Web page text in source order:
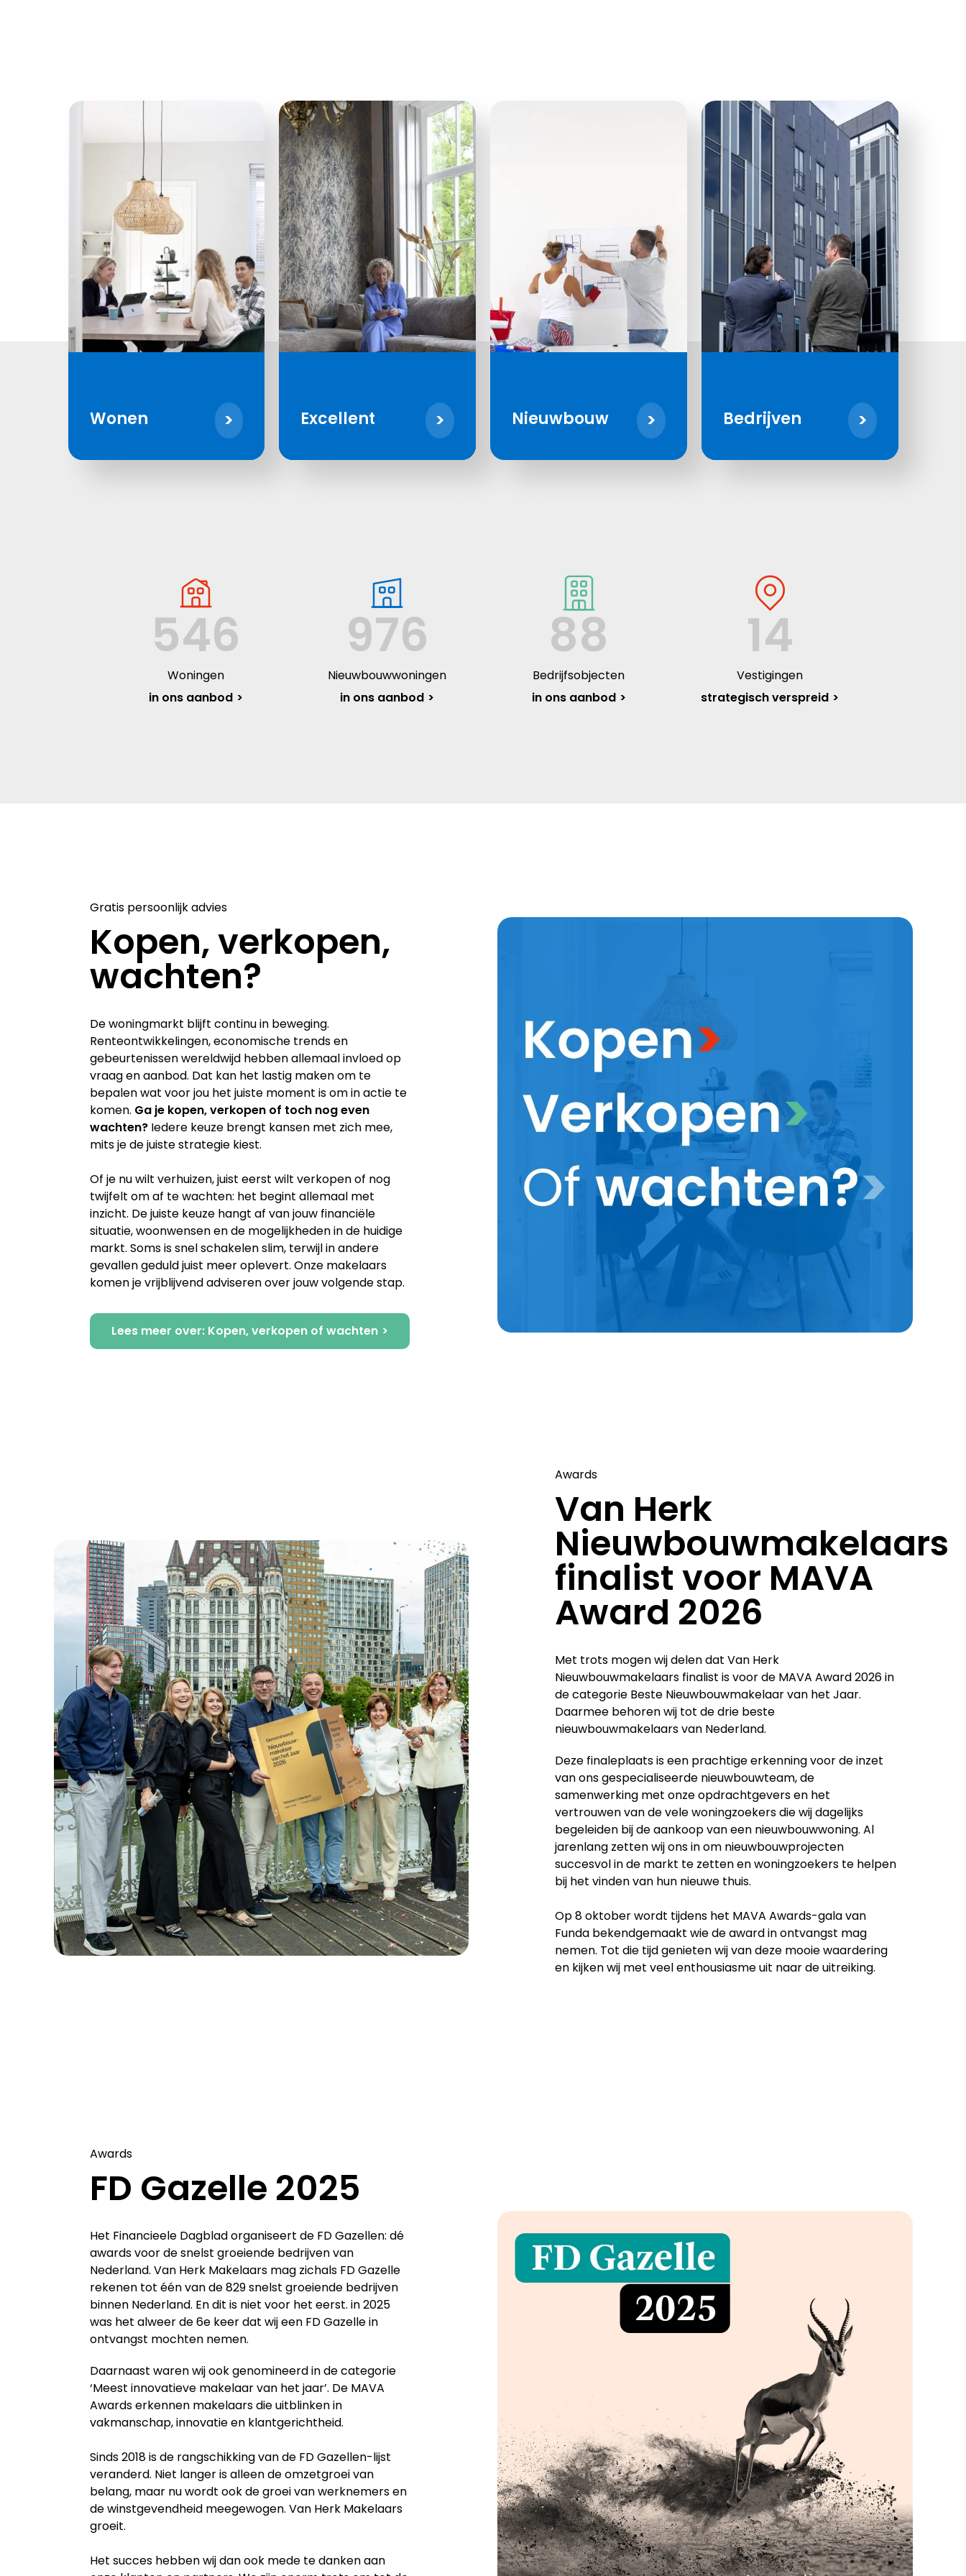
Wonen Excellent Nieuwbouw Bedrijven
546
Woningen
in ons aanbod
976
Nieuwbouwwoningen
in ons aanbod
88
Bedrijfsobjecten
in ons aanbod
14
Vestigingen
strategisch verspreid
Gratis persoonlijk advies
Kopen, verkopen,
wachten?
De woningmarkt blijft continu in beweging.
Renteontwikkelingen, economische trends en
gebeurtenissen wereldwijd hebben allemaal invloed op
vraag en aanbod. Dat kan het lastig maken om te
bepalen wat voor jou het juiste moment is om in actie te
komen. Ga je kopen, verkopen of toch nog even
wachten?Iedere keuze brengt kansen met zich mee,
mits je de juiste strategie kiest.
Of je nu wilt verhuizen, juist eerst wilt verkopen of nog
twijfelt om af te wachten: het begint allemaal met
inzicht. De juiste keuze hangt af van jouw financiële
situatie, woonwensen en de mogelijkheden in de huidige
markt. Soms is snel schakelen slim, terwijl in andere
gevallen geduld juist meer oplevert. Onze makelaars
komen je vrijblijvend adviseren over jouw volgende stap.
Lees meer over: Kopen, verkopen of wachten
Awards
Van Herk
Nieuwbouwmakelaars
finalist voor MAVA
Award 2026
Met trots mogen wij delen dat Van Herk
Nieuwbouwmakelaars finalist is voor de MAVA Award 2026 in
de categorie Beste Nieuwbouwmakelaar van het Jaar.
Daarmee behoren wij tot de drie beste
nieuwbouwmakelaars van Nederland.
Deze finaleplaats is een prachtige erkenning voor de inzet
van ons gespecialiseerde nieuwbouwteam, de
samenwerking met onze opdrachtgevers en het
vertrouwen van de vele woningzoekers die wij dagelijks
begeleiden bij de aankoop van een nieuwbouwwoning. Al
jarenlang zetten wij ons in om nieuwbouwprojecten
succesvol in de markt te zetten en woningzoekers te helpen
bij het vinden van hun nieuwe thuis.
Op 8 oktober wordt tijdens het MAVA Awards-gala van
Funda bekendgemaakt wie de award in ontvangst mag
nemen. Tot die tijd genieten wij van deze mooie waardering
en kijken wij met veel enthousiasme uit naar de uitreiking.
Awards
FD Gazelle 2025
Het Financieele Dagblad organiseert de FD Gazellen: dé
awards voor de snelst groeiende bedrijven van
Nederland. Van Herk Makelaars mag zichals FD Gazelle
rekenen tot één van de 829 snelst groeiende bedrijven
binnen Nederland. En dit is niet voor het eerst. in 2025
was het alweer de 6e keer dat wij een FD Gazelle in
ontvangst mochten nemen.
Daarnaast waren wij ook genomineerd in de categorie
‘Meest innovatieve makelaar van het jaar’. De MAVA
Awards erkennen makelaars die uitblinken in
vakmanschap, innovatie en klantgerichtheid.
Sinds 2018 is de rangschikking van de FD Gazellen-lijst
veranderd. Niet langer is alleen de omzetgroei van
belang, maar nu wordt ook de groei van werknemers en
de winstgevendheid meegewogen. Van Herk Makelaars
groeit.
Het succes hebben wij dan ook mede te danken aan